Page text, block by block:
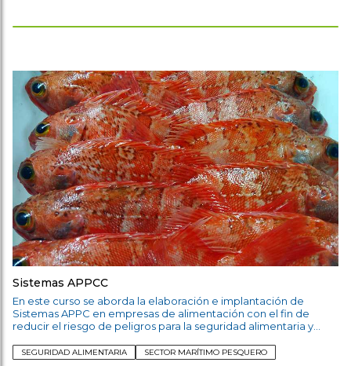
Sistemas APPCC
En este curso se aborda la elaboración e implantación de
Sistemas APPC en empresas de alimentación con el fin de
reducir el riesgo de peligros para la seguridad alimentaria y
SEGURIDAD ALIMENTARIA SECTOR MARÍTIMO PESQUERO